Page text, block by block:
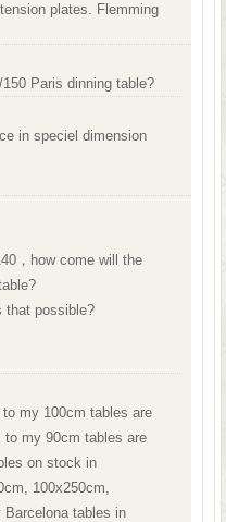
plates. Flemming
Paris dinning table?
in speciel dimension
，how come will the
that possible?
my 100cm tables are
to my 90cm tables are
on stock in
100x250cm,
Barcelona tables in